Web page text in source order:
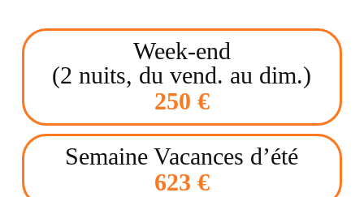
Week-end
(2 nuits, du vend. au dim.)
250 €
Semaine Vacances d’été
623 €